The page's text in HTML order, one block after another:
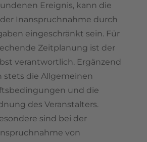
Ereignis, kann die
Inanspruchnahme durch
eingeschränkt sein. Für
Zeitplanung ist der
verantwortlich. Ergänzend
stets die Allgemeinen
und die
des Veranstalters.
sind bei der
von